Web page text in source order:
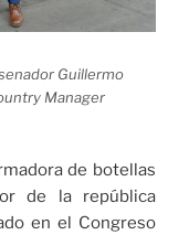
Guillermo
Manager
de botellas
de la república
en el Congreso